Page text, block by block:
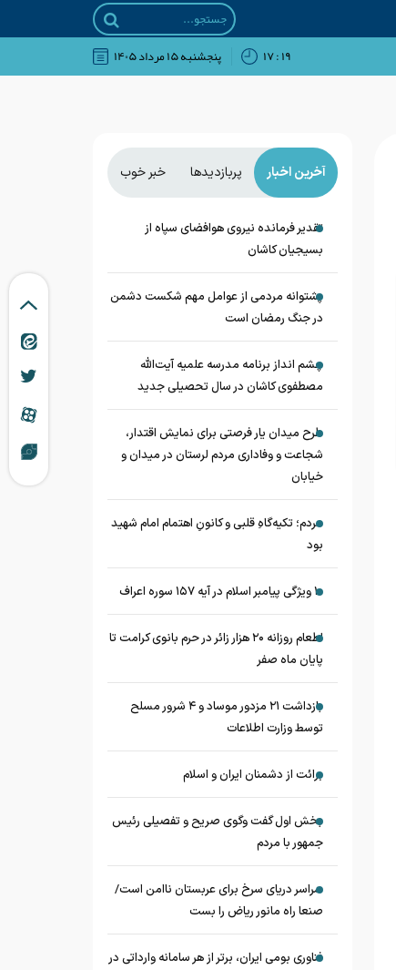
۱۹ : ۱۷ پنجشنبه ۱۵ مرداد ۱۴۰۵
آخرین اخبار پربازدیدها خبر خوب
تقدیر فرمانده نیروی هوافضای سپاه از
بسیجیان کاشان
پشتوانه مردمی از عوامل مهم شکست دشمن
در جنگ رمضان است
چشم‌ انداز برنامه مدرسه علمیه آیت‌الله
مصطفوی کاشان در سال تحصیلی جدید
طرح میدان یار فرصتی برای نمایش اقتدار،
شجاعت و وفاداری مردم لرستان در میدان و
خیابان
مردم؛ تکیه‌گاهِ قلبی و کانونِ اهتمام امام شهید
بود
۱۰ ویژگی پیامبر اسلام در آیه ۱۵۷ سوره اعراف
اطعام روزانه ۲۰ هزار زائر در حرم بانوی کرامت تا
پایان ماه صفر
بازداشت ۲۱ مزدور موساد و ۴ شرور مسلح
توسط وزارت اطلاعات
برائت از دشمنان ایران و اسلام
بخش اول گفت وگوی صریح و تفصیلی رئیس
جمهور با مردم
سراسر دریای سرخ برای عربستان ناامن است/
صنعا راه مانور ریاض را بست
فناوری بومی ایران، برتر از هر سامانه وارداتی در